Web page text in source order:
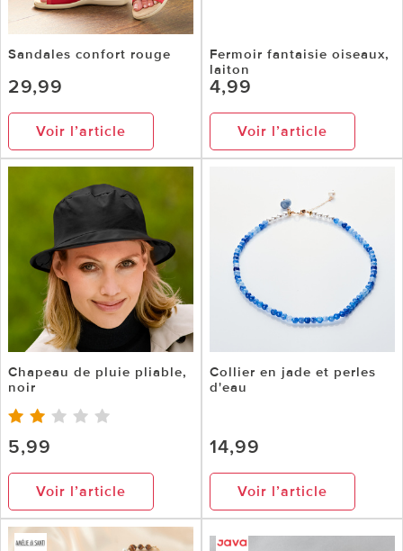
Sandales confort rouge
29,99
Voir l’article
Fermoir fantaisie oiseaux,
laiton
4,99
Voir l’article
Chapeau de pluie pliable,
noir
5,99
Voir l’article
Collier en jade et perles
d'eau
14,99
Voir l’article